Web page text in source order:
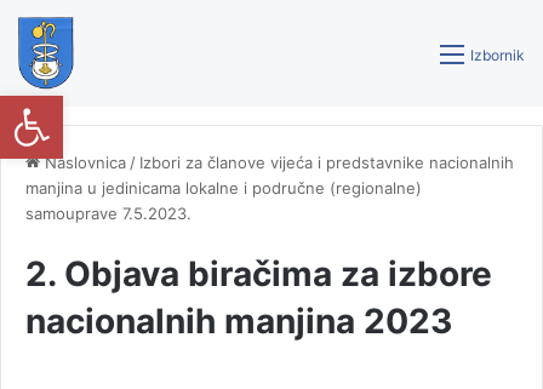
Izbornik
Naslovnica / Izbori za članove vijeća i predstavnike nacionalnih
manjina u jedinicama lokalne i područne (regionalne)
samouprave 7.5.2023.
2. Objava biračima za izbore
nacionalnih manjina 2023
Open toolbar